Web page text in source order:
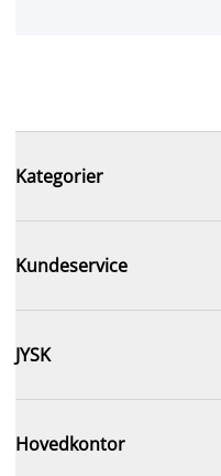
Kategorier
Kundeservice
JYSK
Hovedkontor